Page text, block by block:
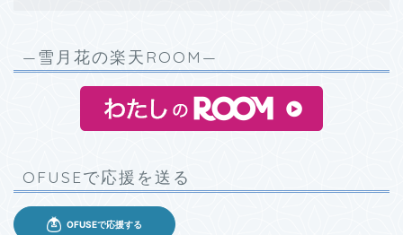
—雪月花の楽天ROOM—
OFUSEで応援を送る